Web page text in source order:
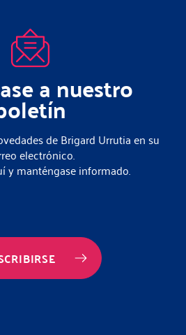
a nuestro
de Brigard Urrutia en su
electrónico.
y manténgase informado.